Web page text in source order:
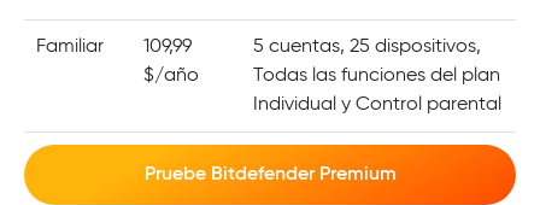
Familiar
109,99
$/año
5 cuentas, 25 dispositivos,
Todas las funciones del plan
Individual y Control parental
Pruebe Bitdefender Premium